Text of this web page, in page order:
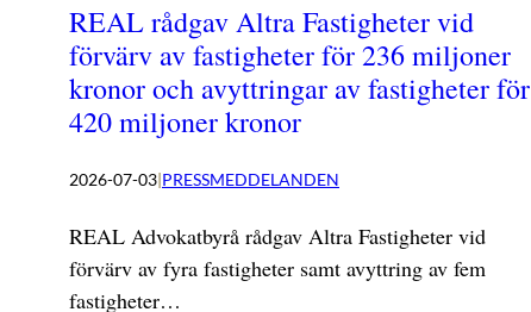
REAL rådgav Altra Fastigheter vid
förvärv av fastigheter för 236 miljoner
kronor och avyttringar av fastigheter för
420 miljoner kronor
2026-07-03|PRESSMEDDELANDEN
REAL Advokatbyrå rådgav Altra Fastigheter vid
förvärv av fyra fastigheter samt avyttring av fem
fastigheter…